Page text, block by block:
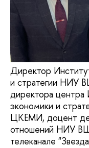
Директор
и стратегии НИУ
директора центра
экономики и
ЦКЕМИ, доцент
отношений НИУ
телеканале